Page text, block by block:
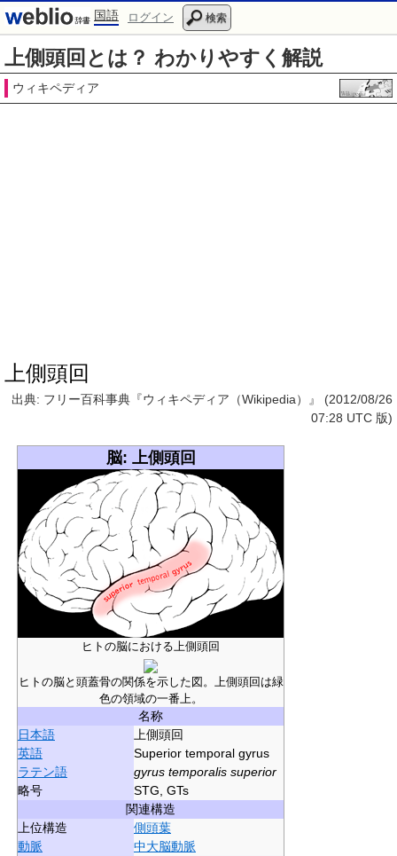
国語 ログイン 検索
上側頭回とは？ わかりやすく解説
ウィキペディア
上側頭回
出典: フリー百科事典『ウィキペディア（Wikipedia）』 (2012/08/26
07:28 UTC 版)
脳: 上側頭回
ヒトの脳における上側頭回
ヒトの脳と頭蓋骨の関係を示した図。上側頭回は緑
色の領域の一番上。
名称
日本語
上側頭回
英語
Superior temporal gyrus
ラテン語
gyrus temporalis superior
略号
STG, GTs
関連構造
上位構造
側頭葉
動脈
中大脳動脈